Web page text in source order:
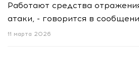
Работают средства
атаки, - говорится в
11 марта 2026